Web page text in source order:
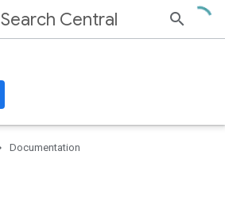
Search Central
Documentation